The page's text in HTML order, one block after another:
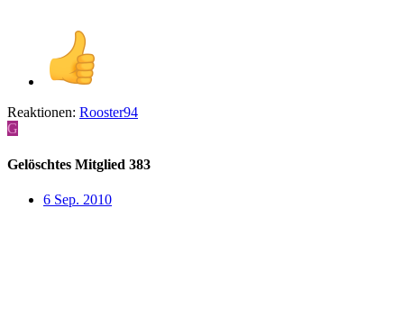
Reaktionen: Rooster94
G
Gelöschtes Mitglied 383
6 Sep. 2010